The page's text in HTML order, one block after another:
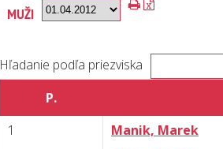
MUŽI
Hľadanie podľa priezviska
P.
1
Manik, Marek